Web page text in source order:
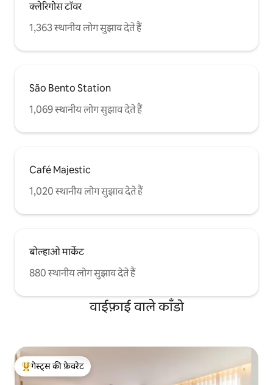
क्लेरिगोस टॉवर
1,363 स्थानीय लोग सुझाव देते हैं
São Bento Station
1,069 स्थानीय लोग सुझाव देते हैं
Café Majestic
1,020 स्थानीय लोग सुझाव देते हैं
बोल्हाओ मार्केट
880 स्थानीय लोग सुझाव देते हैं
वाईफ़ाई वाले काँडो
गेस्ट्स का टॉप फ़ेवरेट
गेस्ट्स की फ़ेवरेट